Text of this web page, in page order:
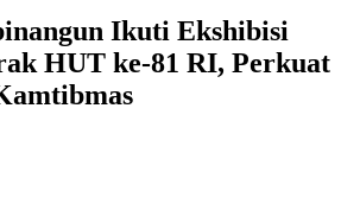
Ikuti Ekshibisi
HUT ke-81 RI, Perkuat